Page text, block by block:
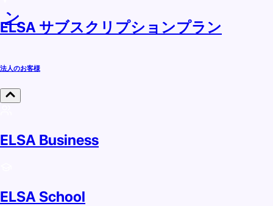
ン
ELSA サブスクリプションプラン
法人のお客様
ELSA Business
ELSA School